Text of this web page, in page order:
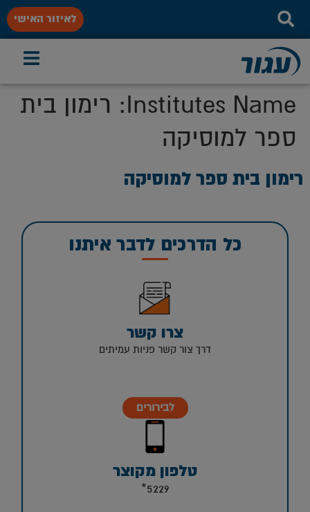
לאיזור האישי
Institutes Name:
רימון בית
ספר למוסיקה
רימון בית ספר למוסיקה
כל הדרכים לדבר איתנו
צרו קשר
דרך צור קשר פניות עמיתים
לבירורים
טלפון מקוצר
5229*